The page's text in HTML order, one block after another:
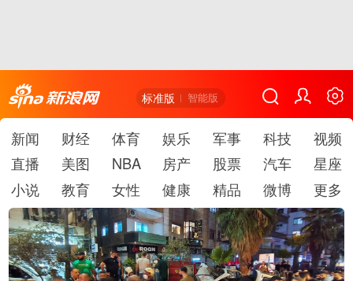
标准版 智能版
新闻 财经 体育 娱乐 军事 科技
视频
直播
美图 NBA 房产 股票 汽车
星座
小说
教育 女性 健康 精品 微博 更多